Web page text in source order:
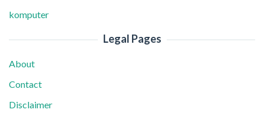
komputer
Legal Pages
About
Contact
Disclaimer